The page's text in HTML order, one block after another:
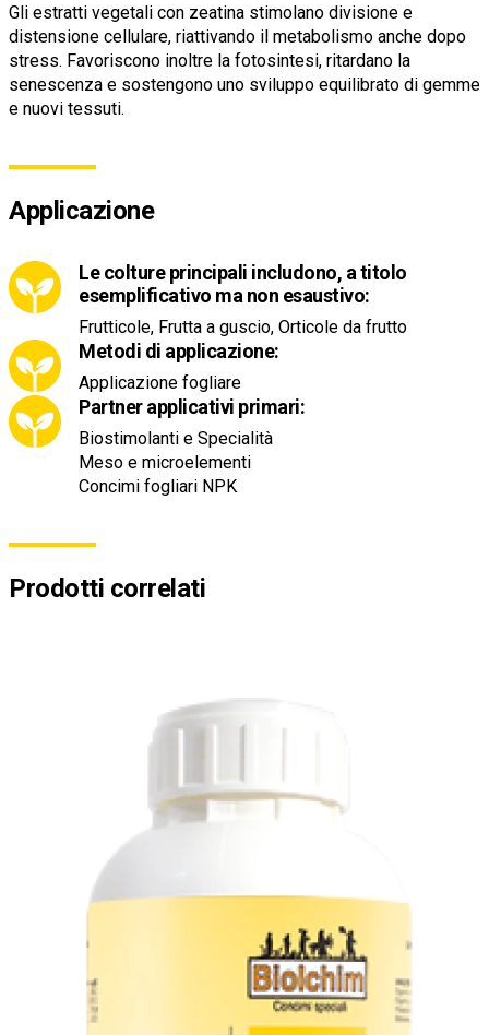
Gli estratti vegetali con zeatina stimolano divisione e
distensione cellulare, riattivando il metabolismo anche dopo
stress. Favoriscono inoltre la fotosintesi, ritardano la
senescenza e sostengono uno sviluppo equilibrato di gemme
e nuovi tessuti.
Applicazione
Le colture principali includono, a titolo
esemplificativo ma non esaustivo:
Frutticole, Frutta a guscio, Orticole da frutto
Metodi di applicazione:
Applicazione fogliare
Partner applicativi primari:
Biostimolanti e Specialità
Meso e microelementi
Concimi fogliari NPK
Prodotti correlati